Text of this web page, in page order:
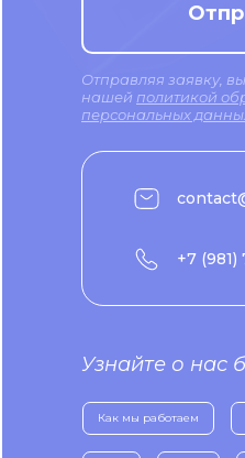
Отправляя заявку,
нашей политикой
персональных
Узнайте о нас
Как мы работаем
+7